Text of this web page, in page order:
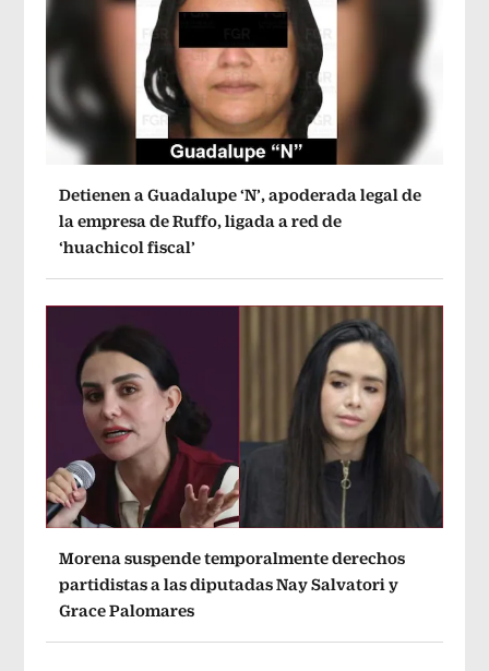
Detienen a Guadalupe ‘N’, apoderada legal de
la empresa de Ruffo, ligada a red de
‘huachicol fiscal’
Morena suspende temporalmente derechos
partidistas a las diputadas Nay Salvatori y
Grace Palomares